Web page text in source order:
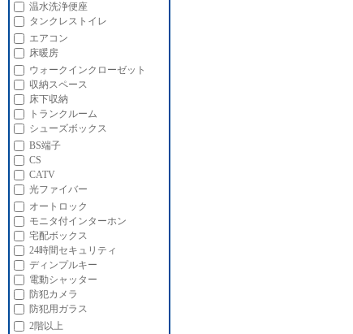
温水洗浄便座
タンクレストイレ
エアコン
床暖房
ウォークインクローゼット
収納スペース
床下収納
トランクルーム
シューズボックス
BS端子
CS
CATV
光ファイバー
オートロック
モニタ付インターホン
宅配ボックス
24時間セキュリティ
ディンプルキー
電動シャッター
防犯カメラ
防犯用ガラス
2階以上